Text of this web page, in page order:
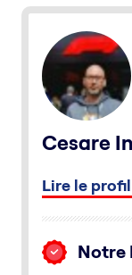
Cesare
Lire le
Notre